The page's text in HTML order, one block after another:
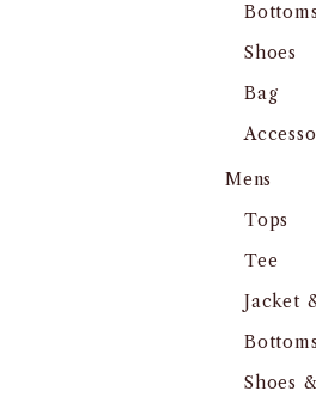
Bottoms
Shoes
Bag
Mens
Tops
Tee
Jacket
Bottoms
Shoes